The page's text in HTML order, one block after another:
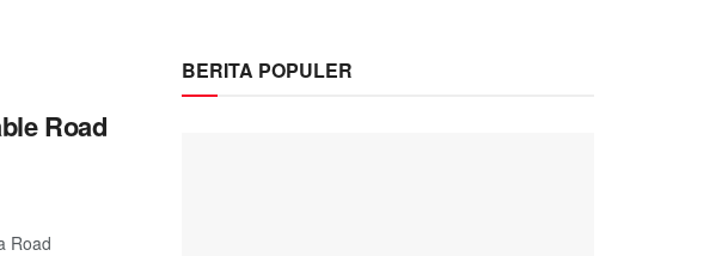
Road
Road
BERITA POPULER